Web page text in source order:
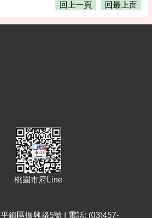
回上一頁 回最上面
桃園市府Line
鎮區振興路5號 | 電話: (03)457-